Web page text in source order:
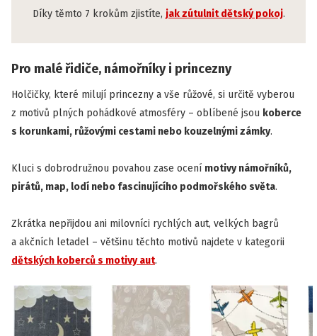
Díky těmto 7 krokům zjistíte, jak zútulnit dětský pokoj.
Pro malé řidiče, námořníky i princezny
Holčičky, které milují princezny a vše růžové, si určitě vyberou
z motivů plných pohádkové atmosféry – oblíbené jsou koberce
s korunkami, růžovými cestami nebo kouzelnými zámky.
Kluci s dobrodružnou povahou zase ocení motivy námořníků,
pirátů, map, lodí nebo fascinujícího podmořského světa.
Zkrátka nepřijdou ani milovníci rychlých aut, velkých bagrů
a akčních letadel – většinu těchto motivů najdete v kategorii
dětských koberců s motivy aut.